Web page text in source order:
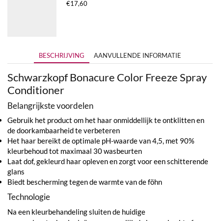
€17,60
BESCHRIJVING AANVULLENDE INFORMATIE
Schwarzkopf Bonacure Color Freeze Spray
Conditioner
Belangrijkste voordelen
Gebruik het product om het haar onmiddellijk te ontklitten en
de doorkambaarheid te verbeteren
Het haar bereikt de optimale pH-waarde van 4,5, met 90%
kleurbehoud tot maximaal 30 wasbeurten
Laat dof, gekleurd haar opleven en zorgt voor een schitterende
glans
Biedt bescherming tegen de warmte van de föhn
Technologie
Na een kleurbehandeling sluiten de huidige